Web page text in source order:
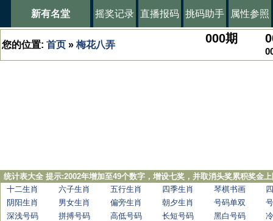
新有名堂 摇奖记录 直播报码 挑码助手 属性参照
您的位置: 首页 » 梅花八弄 000期
统计表大全 提示:2002年增加至49个数字，增设七奖，并取消头奖累积奖金
十二生肖
六子生肖 五行生肖 四季生肖 琴棋书画
阴阳生肖
男女生肖 偏旁生肖 朝夕生肖 号码单双
深浅号码
拼搏号码 高低号码 长短号码 黑白号码